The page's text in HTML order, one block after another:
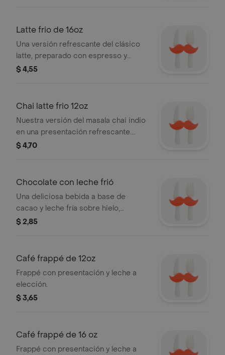
Latte frio de 16oz
Una versión refrescante del clásico
latte, preparado con espresso y
abundante leche fría sobre hielo.
$ 4,55
Chai latte frio 12oz
Nuestra versión del masala chai indio
en una presentación refrescante.
Mezcla de especias caseras como
anís y más; algunas tostadas para
$ 4,70
Chocolate con leche frió
Una deliciosa bebida a base de
cacao y leche fría sobre hielo,
cremosa y perfectamente
$ 2,85
Café frappé de 12oz
Frappé con presentación y leche a
elección.
$ 3,65
Café frappé de 16 oz
Frappé con presentación y leche a